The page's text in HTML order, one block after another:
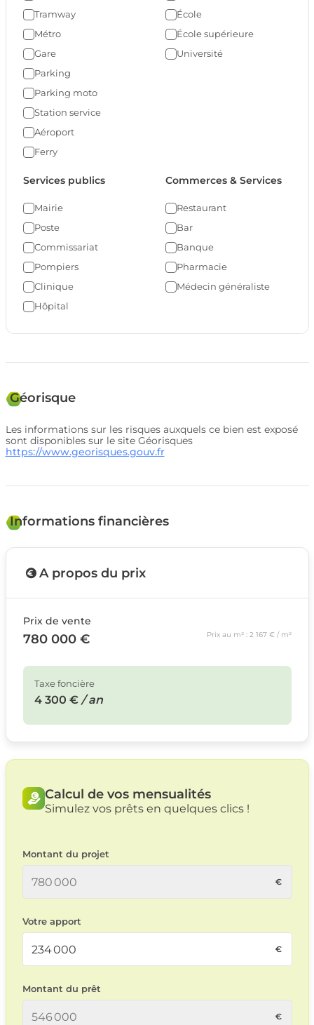
Tramway
Métro
Gare
Parking
Parking moto
Station service
Aéroport
Ferry
École
École supérieure
Université
Services publics
Mairie
Poste
Commissariat
Pompiers
Clinique
Hôpital
Commerces & Services
Restaurant
Bar
Banque
Pharmacie
Médecin généraliste
Géorisque
Les informations sur les risques auxquels ce bien est exposé
sont disponibles sur le site Géorisques
https://www.georisques.gouv.fr
Informations financières
A propos du prix
Prix de vente
780 000 € Prix au m² : 2 167 € / m²
Taxe foncière
4 300 € / an
Calcul de vos mensualités
Simulez vos prêts en quelques clics !
Montant du projet
Votre apport
Montant du prêt